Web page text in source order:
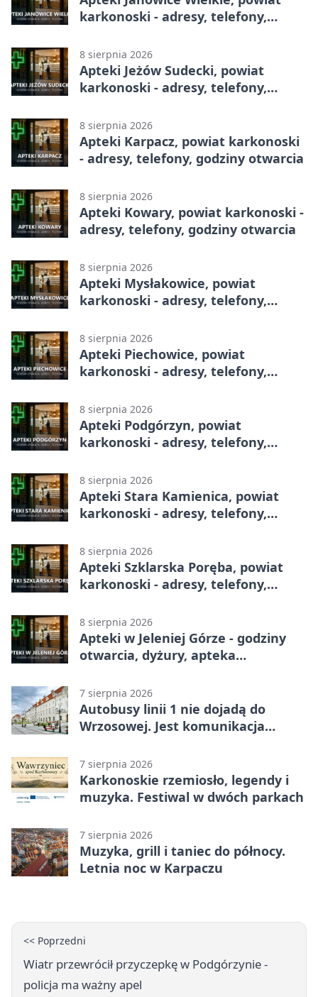
karkonoski - adresy, telefony,
8 sierpnia 2026
Apteki Jeżów Sudecki, powiat
karkonoski - adresy, telefony,
8 sierpnia 2026
Apteki Karpacz, powiat karkonoski
- adresy, telefony, godziny otwarcia
8 sierpnia 2026
Apteki Kowary, powiat karkonoski -
adresy, telefony, godziny otwarcia
8 sierpnia 2026
Apteki Mysłakowice, powiat
karkonoski - adresy, telefony,
8 sierpnia 2026
Apteki Piechowice, powiat
karkonoski - adresy, telefony,
8 sierpnia 2026
Apteki Podgórzyn, powiat
karkonoski - adresy, telefony,
8 sierpnia 2026
Apteki Stara Kamienica, powiat
karkonoski - adresy, telefony,
8 sierpnia 2026
Apteki Szklarska Poręba, powiat
karkonoski - adresy, telefony,
8 sierpnia 2026
Apteki w Jeleniej Górze - godziny
otwarcia, dyżury, apteka
7 sierpnia 2026
Autobusy linii 1 nie dojadą do
Wrzosowej. Jest komunikacja
7 sierpnia 2026
Karkonoskie rzemiosło, legendy i
muzyka. Festiwal w dwóch parkach
7 sierpnia 2026
Muzyka, grill i taniec do północy.
Letnia noc w Karpaczu
<< Poprzedni
Wiatr przewrócił przyczepkę w Podgórzynie -
policja ma ważny apel